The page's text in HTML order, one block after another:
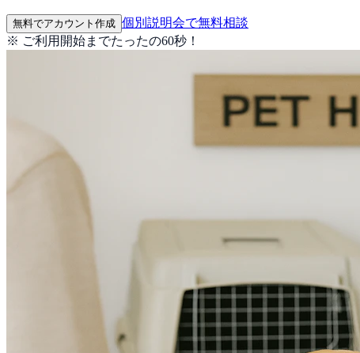
無料でアカウント作成 個別説明会で無料相談
※ ご利用開始までたったの60秒！